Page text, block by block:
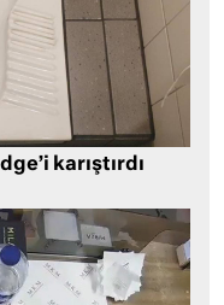
karıştırdı